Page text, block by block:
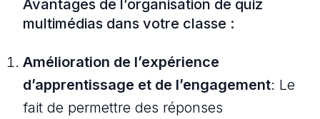
Avantages de l’organisation de quiz
multimédias dans votre classe :
Amélioration de l’expérience
d’apprentissage et de l’engagement: Le
fait de permettre des réponses